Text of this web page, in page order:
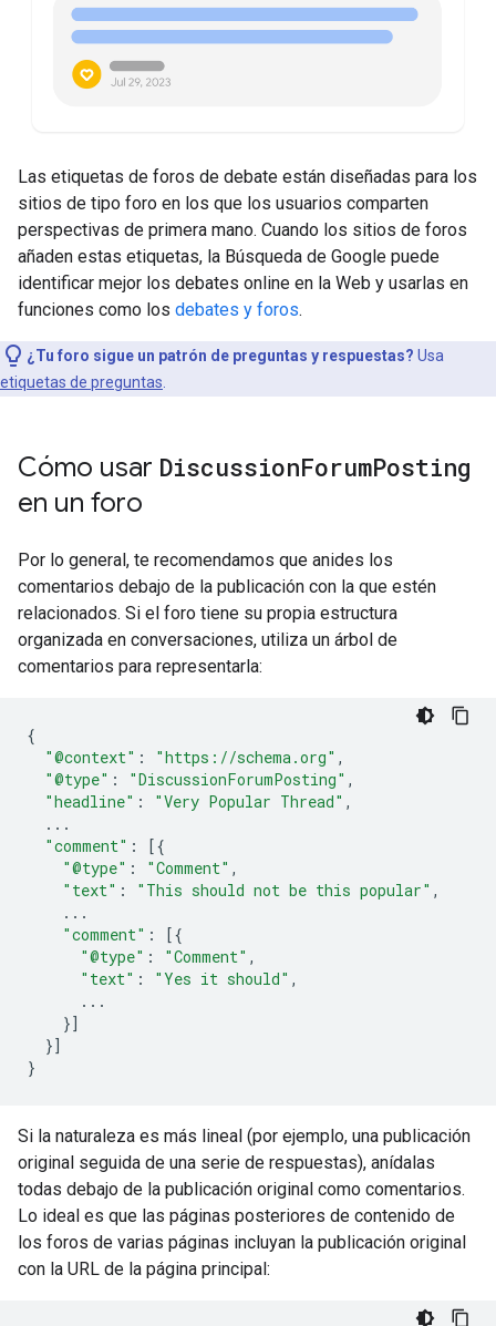
Las etiquetas de foros de debate están diseñadas para los
sitios de tipo foro en los que los usuarios comparten
perspectivas de primera mano. Cuando los sitios de foros
añaden estas etiquetas, la Búsqueda de Google puede
identificar mejor los debates online en la Web y usarlas en
funciones como los debates y foros.
¿Tu foro sigue un patrón de preguntas y respuestas? Usa
etiquetas de preguntas
Cómo usar DiscussionForumPosting
en un foro
Por lo general, te recomendamos que anides los
comentarios debajo de la publicación con la que estén
relacionados. Si el foro tiene su propia estructura
organizada en conversaciones, utiliza un árbol de
comentarios para representarla:
{
"@context" : "https://schema.org" ,
"@type" : "DiscussionForumPosting" ,
"headline" : "Very Popular Thread" ,
...
"comment" :
[{
"@type" : "Comment" ,
"text" : "This should not be this popular" ,
...
"comment" :
[{
"@type" : "Comment" ,
"text" : "Yes it should" ,
...
}]
}]
}
Si la naturaleza es más lineal (por ejemplo, una publicación
original seguida de una serie de respuestas), anídalas
todas debajo de la publicación original como comentarios.
Lo ideal es que las páginas posteriores de contenido de
los foros de varias páginas incluyan la publicación original
con la URL de la página principal: